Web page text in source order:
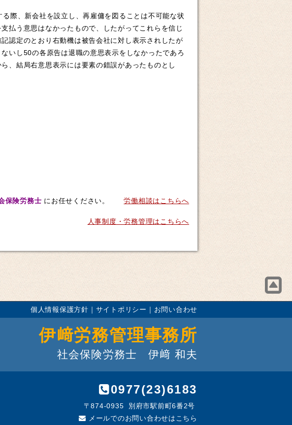
際、新会社を設立し、再雇傭を図ることは不可能な状
払う意思はなかったもので、したがってこれらを信じ
認定のとおり右動機は被告会社に対し表示されしたが
いし50の各原告は退職の意思表示をしなかったであろ
、結局右意思表示には要素の錯誤があったものとし
保険労務士 にお任せください。労働相談はこちらへ
人事制度・労務管理はこちらへ
個人情報保護方針 ｜ サイトポリシー ｜ お問い合わせ
伊﨑労務管理事務所
社会保険労務士 伊﨑 和夫
0977(23)6183
〒874-0935 別府市駅前町6番2号
メールでのお問い合わせはこちら